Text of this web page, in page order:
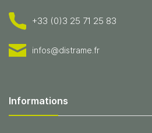
+33 (0)3 25 71 25 83
infos@distrame.fr
Informations